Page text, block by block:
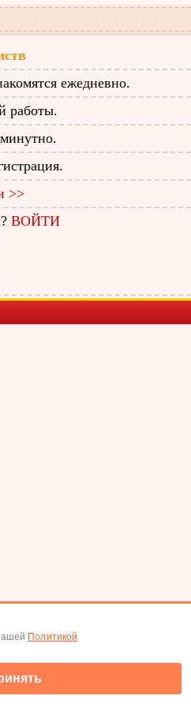
ежедневно.
работы.
>>
ВОЙТИ
Политикой